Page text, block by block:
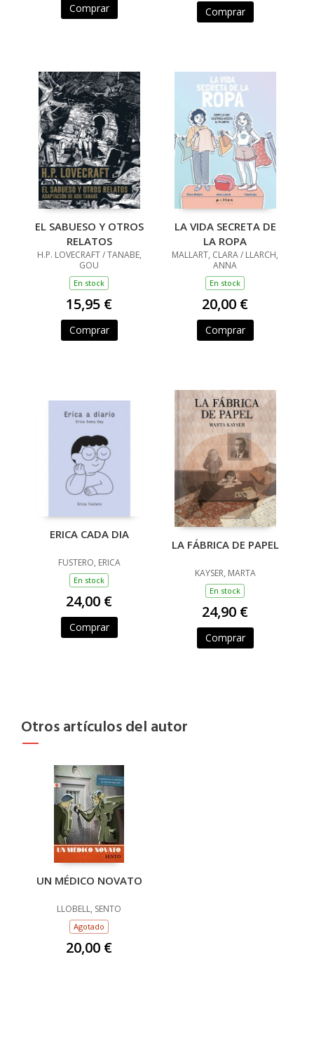
Comprar Comprar
EL SABUESO Y OTROS
RELATOS
H.P. LOVECRAFT / TANABE,
GOU
En stock
15,95 €
Comprar
LA VIDA SECRETA DE
LA ROPA
MALLART, CLARA / LLARCH,
ANNA
En stock
20,00 €
Comprar
ERICA CADA DIA
FUSTERO, ERICA
En stock
24,00 €
Comprar
LA FÁBRICA DE PAPEL
KAYSER, MARTA
En stock
24,90 €
Comprar
Otros artículos del autor
UN MÉDICO NOVATO
LLOBELL, SENTO
Agotado
20,00 €